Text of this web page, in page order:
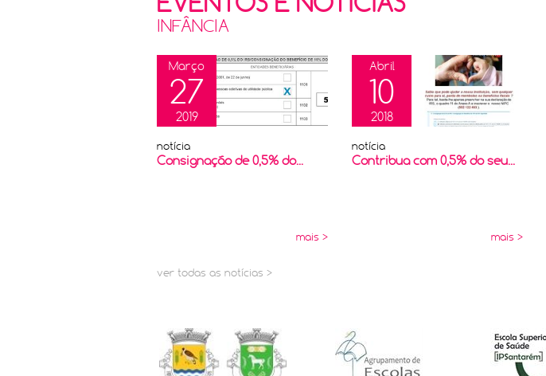
INFÂNCIA
Março
27
2019
notícia
Consignação de 0,5% do...
mais >
Abril
10
2018
notícia
Contribua com 0,5% do seu...
mais >
ver todas as notícias >